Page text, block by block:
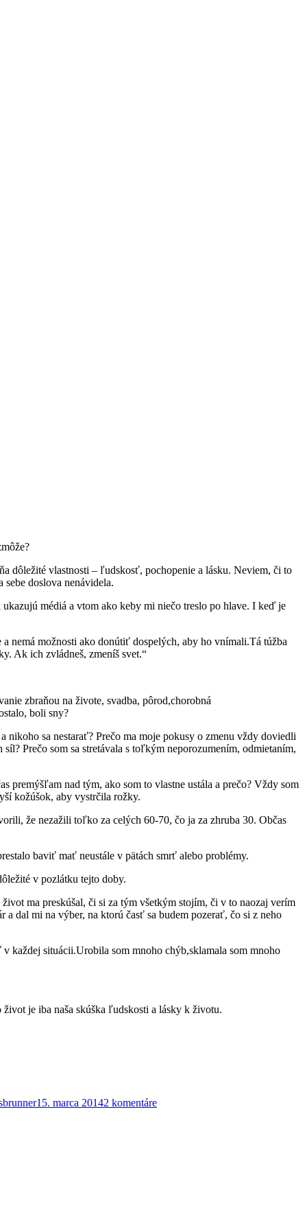
dôležité vlastnosti – ľudskosť, pochopenie a lásku. Neviem, či to
doslova nenávidela.
médiá a vtom ako keby mi niečo treslo po hlave. I keď je
nemá možnosti ako donútiť dospelých, aby ho vnímali.Tá túžba
Ak ich zvládneš, zmeníš svet.“
zbraňou na živote, svadba, pôrod,chorobná
boli sny?
sa nestarať? Prečo ma moje pokusy o zmenu vždy doviedli
Prečo som sa stretávala s toľkým neporozumením, odmietaním,
premýšľam nad tým, ako som to vlastne ustála a prečo? Vždy som
kožúšok, aby vystrčila rožky.
že nezažili toľko za celých 60-70, čo ja za zhruba 30. Občas
baviť mať neustále v pätách smrť alebo problémy.
v pozlátku tejto doby.
ma preskúšal, či si za tým všetkým stojím, či v to naozaj verím
dal mi na výber, na ktorú časť sa budem pozerať, čo si z neho
každej situácii.Urobila som mnoho chýb,sklamala som mnoho
je iba naša skúška ľudskosti a lásky k životu.
15. marca 20142 komentáre